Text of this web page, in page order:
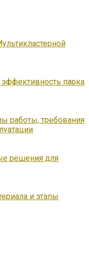
парка
работы, требования
решения для
и этапы